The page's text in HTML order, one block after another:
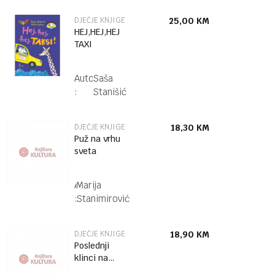
DJEČJE KNJIGE
HEJ,HEJ,HEJ
TAXI
Autor
:
Saša
Stanišić
25,00 KM
DJEČJE KNJIGE
Puž na vrhu
sveta
Autor
:
Marija
Stanimirović
18,30 KM
DJEČJE KNJIGE
Poslednji
klinci na
18,90 KM